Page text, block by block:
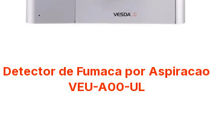
Detector de Fumaca por Aspiracao
VEU-A00-UL